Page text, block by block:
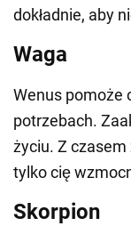
dokładnie, aby
Waga
Wenus pomoże
potrzebach.
życiu. Z
tylko cię
Skorpion